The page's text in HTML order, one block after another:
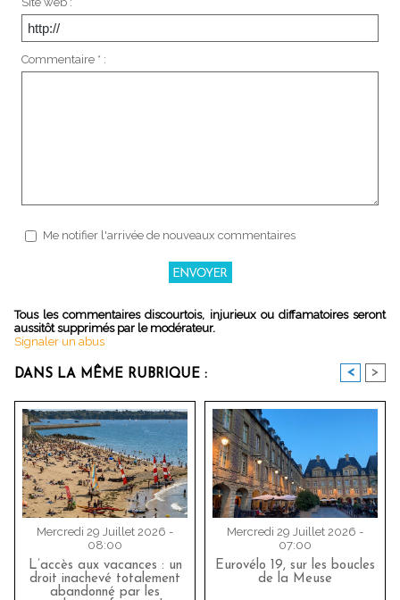
Commentaire * :
Me notifier l'arrivée de nouveaux commentaires
Tous les commentaires discourtois, injurieux ou diffamatoires seront
aussitôt supprimés par le modérateur.
Signaler un abus
DANS LA MÊME RUBRIQUE : < >
Mercredi 29 Juillet 2026 -
08:00
L’accès aux vacances : un
droit inachevé totalement
abandonné par les
Mercredi 29 Juillet 2026 -
07:00
Eurovélo 19, sur les boucles
de la Meuse